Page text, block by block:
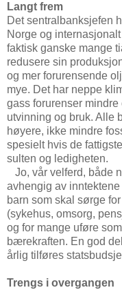
Langt frem
Det sentralbanksjefen
Norge og
faktisk ganske mange
redusere sin
og mer forurensende
mye. Det har neppe
gass forurenser
utvinning og bruk. Alle
høyere, ikke mindre
spesielt hvis de
sulten og ledigheten.
Jo, vår velferd, både
avhengig av
barn som skal sørge
(sykehus, omsorg,
og for mange uføre
bærekraften. En god
årlig tilføres
Trengs i overgangen